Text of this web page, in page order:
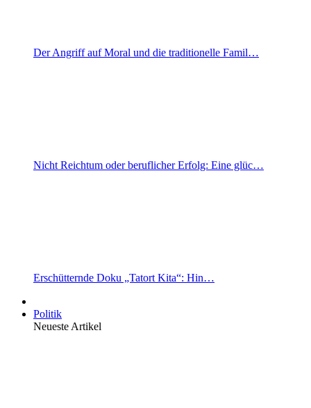
Der Angriff auf Moral und die traditionelle Famil…
Nicht Reichtum oder beruflicher Erfolg: Eine glüc…
Erschütternde Doku „Tatort Kita“: Hin…
Politik
Neueste Artikel